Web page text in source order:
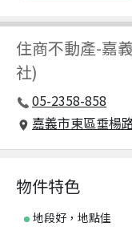
住商不動產-嘉
社)
05-2358-858
嘉義市東區垂楊
物件特色
地段好，地點佳